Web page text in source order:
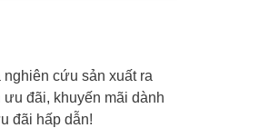
nghiên cứu sản xuất ra
đãi, khuyến mãi dành
đãi hấp dẫn!